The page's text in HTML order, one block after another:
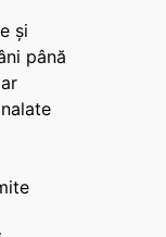
și
până